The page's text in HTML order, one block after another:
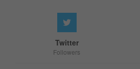
Twitter
Followers